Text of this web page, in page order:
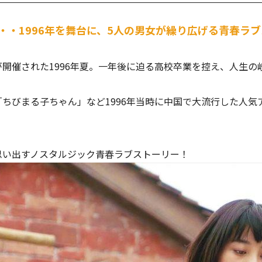
・1996年を舞台に、5人の男女が繰り広げる青春ラ
催された1996年夏。一年後に迫る高校卒業を控え、人生
びまる子ちゃん」など1996年当時に中国で大流行した人
出すノスタルジック青春ラブストーリー！